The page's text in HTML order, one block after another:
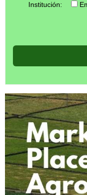
Institución: